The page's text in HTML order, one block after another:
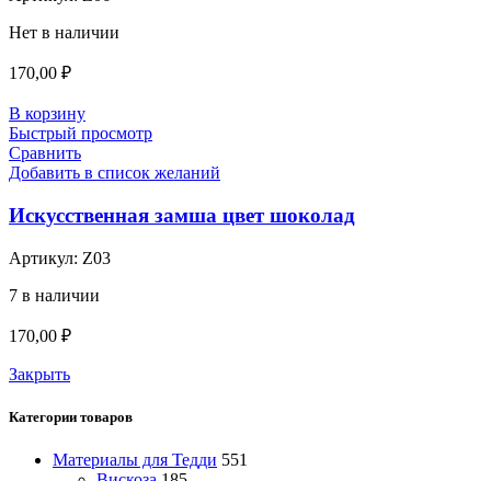
Нет в наличии
170,00 ₽
В корзину
Быстрый просмотр
Сравнить
Добавить в список желаний
Искусственная замша цвет шоколад
Артикул: Z03
7 в наличии
170,00 ₽
Закрыть
Категории товаров
Материалы для Тедди 551